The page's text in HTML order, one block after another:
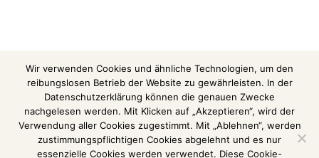
Wir verwenden Cookies und ähnliche Technologien, um den
reibungslosen Betrieb der Website zu gewährleisten. In der
Datenschutzerklärung können die genauen Zwecke
nachgelesen werden. Mit Klicken auf „Akzeptieren“, wird der
Verwendung aller Cookies zugestimmt. Mit „Ablehnen“, werden
zustimmungspflichtigen Cookies abgelehnt und es nur
essenzielle Cookies werden verwendet. Diese Cookie-